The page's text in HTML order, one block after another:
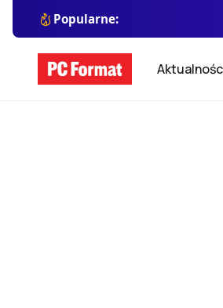
Popularne: